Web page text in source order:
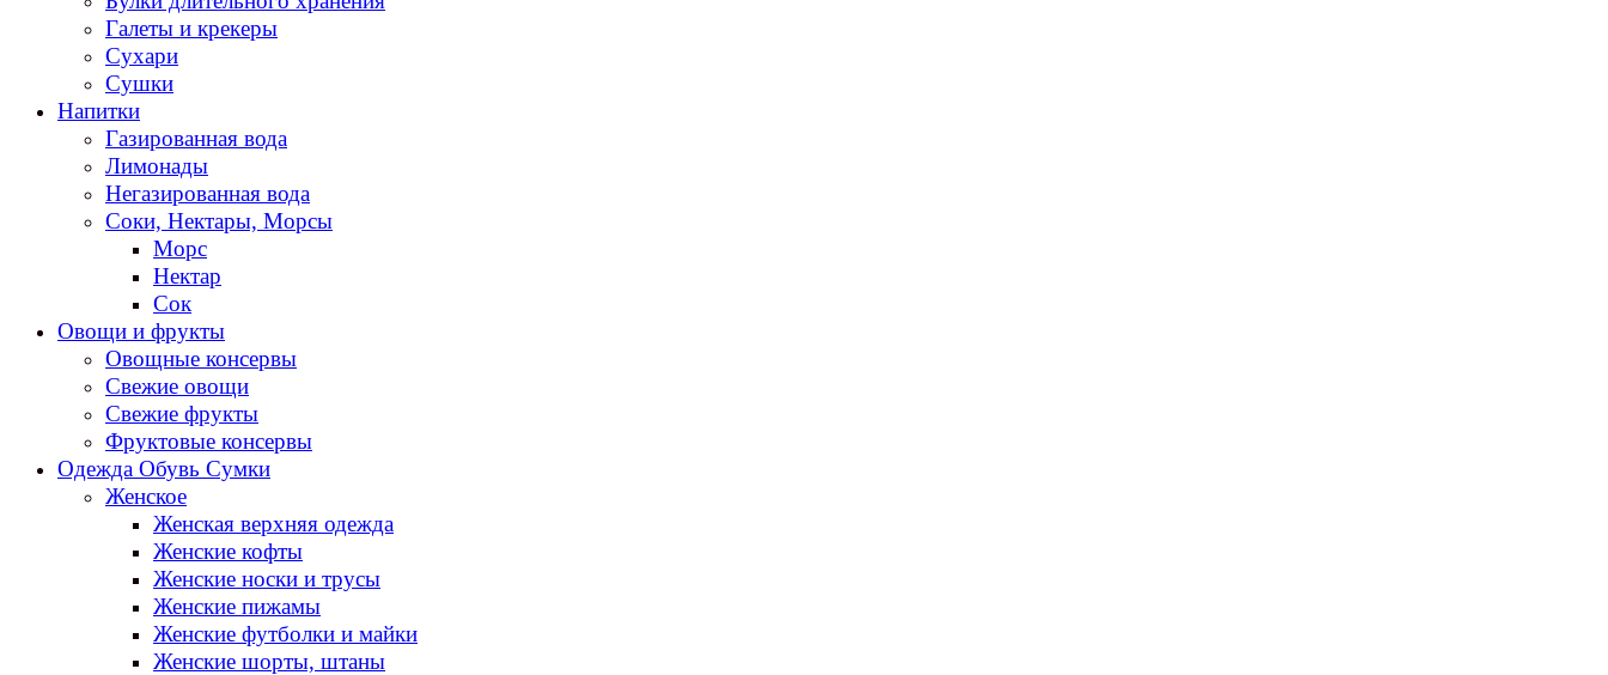
Галеты и крекеры
Сухари
Сушки
Напитки
Газированная вода
Лимонады
Негазированная вода
Соки, Нектары, Морсы
Морс
Нектар
Сок
Овощи и фрукты
Овощные консервы
Свежие овощи
Свежие фрукты
Фруктовые консервы
Одежда Обувь Сумки
Женское
Женская верхняя одежда
Женские кофты
Женские носки и трусы
Женские пижамы
Женские футболки и майки
Женские шорты, штаны